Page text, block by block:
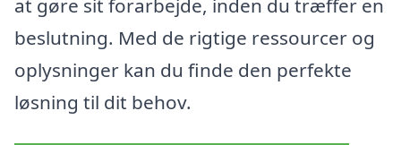
at gøre sit forarbejde, inden du træffer en
beslutning. Med de rigtige ressourcer og
oplysninger kan du finde den perfekte
løsning til dit behov.